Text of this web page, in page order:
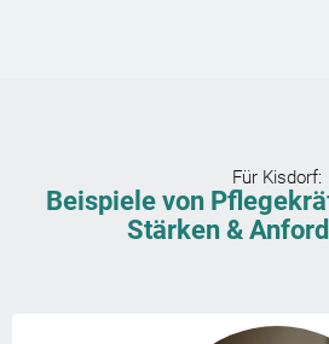
Für Kisdorf:
Beispiele von
Stärken &